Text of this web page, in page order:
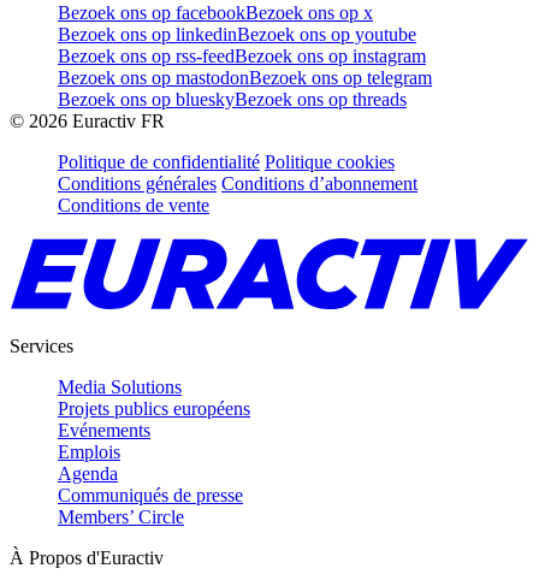
Bezoek ons op facebookBezoek ons op x
Bezoek ons op linkedinBezoek ons op youtube
Bezoek ons op rss-feedBezoek ons op instagram
Bezoek ons op mastodonBezoek ons op telegram
Bezoek ons op blueskyBezoek ons op threads
© 2026 Euractiv FR
Politique de confidentialité Politique cookies
Conditions générales Conditions d’abonnement
Conditions de vente
Services
Media Solutions
Projets publics européens
Evénements
Emplois
Agenda
Communiqués de presse
Members’ Circle
À Propos d'Euractiv